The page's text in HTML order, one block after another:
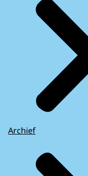
Archief